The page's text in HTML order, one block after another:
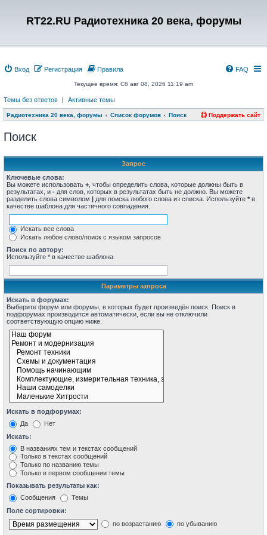
RT22.RU Радиотехника 20 века, форумы
Вход Регистрация FAQ
Правила
Текущее время: Сб авг 08, 2026 11:19 am
Темы без ответов | Активные темы
Радиотехника 20 века, форумы Список форумов Поиск Поддержать сайт
Поиск
Запрос
Ключевые слова:
Вы можете использовать + , чтобы определить слова, которые должны быть в
результатах, и - для слов, которых в результатах быть не должно. Вы можете
разделить слова символом | для поиска любого слова из списка. Используйте * в
качестве шаблона для частичного совпадения.
Искать все слова
Искать любое слово/поиск с языком запросов
Поиск по автору:
Используйте * в качестве шаблона.
Параметры запроса
Искать в форумах:
Выберите форум или форумы, в которых будет произведён поиск. Поиск в
подфорумах производится автоматически, если вы не отключили
соответствующую опцию ниже.
Искать в подфорумах:
Да
Нет
Искать:
В названиях тем и текстах сообщений
Только в текстах сообщений
Только по названию темы
Только в первом сообщении темы
Показывать результаты как:
Сообщения
Темы
Поле сортировки:
по возрастанию
по убыванию